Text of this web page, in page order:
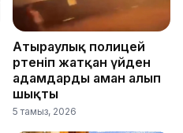
Атыраулық полицей
өртеніп жатқан үйден
адамдарды аман алып
шықты
5 тамыз, 2026